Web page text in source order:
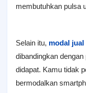
membutuhkan pulsa
Selain itu, modal
dibandingkan
didapat. Kamu tidak
bermodalkan